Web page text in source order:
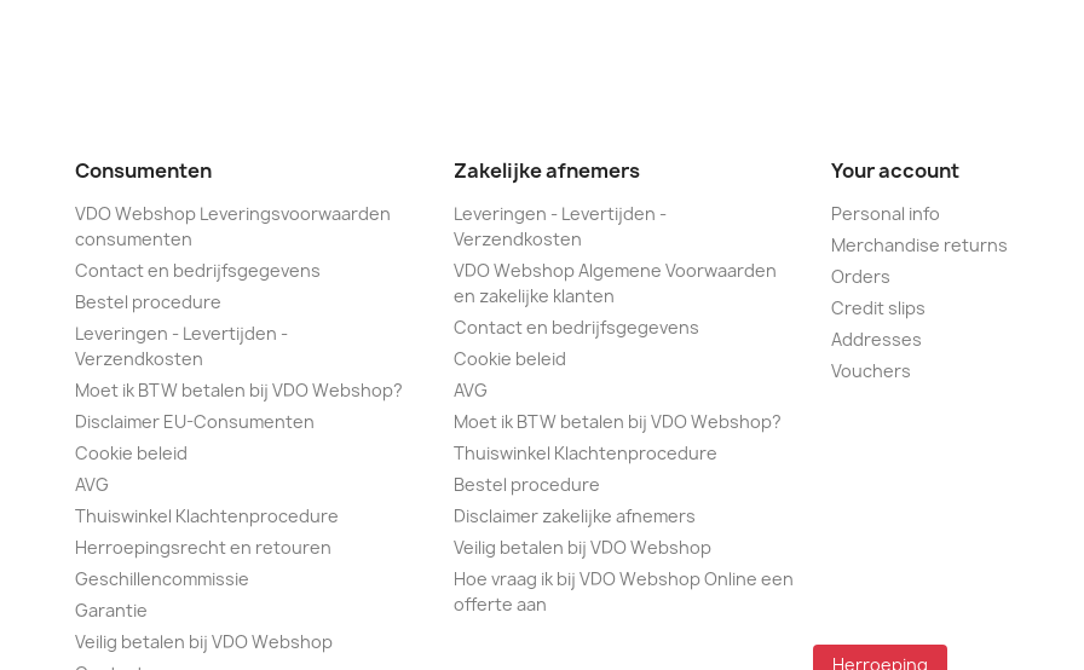
Consumenten
VDO Webshop Leveringsvoorwaarden
consumenten
Contact en bedrijfsgegevens
Bestel procedure
Leveringen - Levertijden -
Verzendkosten
Moet ik BTW betalen bij VDO Webshop?
Disclaimer EU-Consumenten
Cookie beleid
AVG
Thuiswinkel Klachtenprocedure
Herroepingsrecht en retouren
Geschillencommissie
Garantie
Veilig betalen bij VDO Webshop
Zakelijke afnemers
Leveringen - Levertijden -
Verzendkosten
VDO Webshop Algemene Voorwaarden
en zakelijke klanten
Contact en bedrijfsgegevens
Cookie beleid
AVG
Moet ik BTW betalen bij VDO Webshop?
Thuiswinkel Klachtenprocedure
Bestel procedure
Disclaimer zakelijke afnemers
Veilig betalen bij VDO Webshop
Hoe vraag ik bij VDO Webshop Online een
offerte aan
Your account
Personal info
Merchandise returns
Orders
Credit slips
Addresses
Vouchers
Herroeping